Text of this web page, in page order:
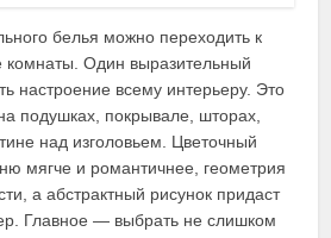
белья можно переходить к
комнаты. Один выразительный
настроение всему интерьеру. Это
подушках, покрывале, шторах,
над изголовьем. Цветочный
мягче и романтичнее, геометрия
а абстрактный рисунок придаст
Главное — выбрать не слишком